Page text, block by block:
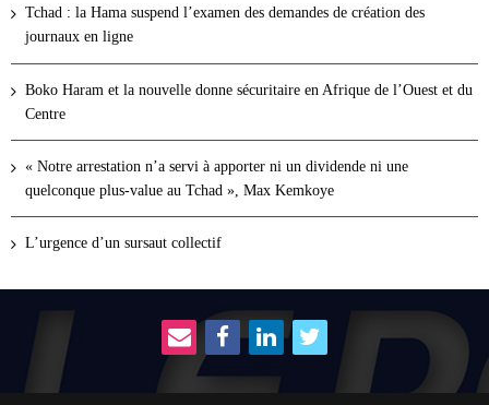
Tchad : la Hama suspend l’examen des demandes de création des
journaux en ligne
Boko Haram et la nouvelle donne sécuritaire en Afrique de l’Ouest et du
Centre
« Notre arrestation n’a servi à apporter ni un dividende ni une
quelconque plus-value au Tchad », Max Kemkoye
L’urgence d’un sursaut collectif